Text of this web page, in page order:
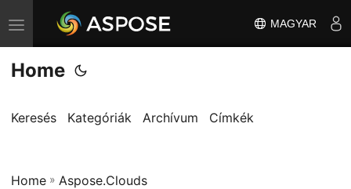
T
o
g
l
a
MAGYAR
Home
Keresés Kategóriák Archívum Címkék
Home » Aspose.Clouds